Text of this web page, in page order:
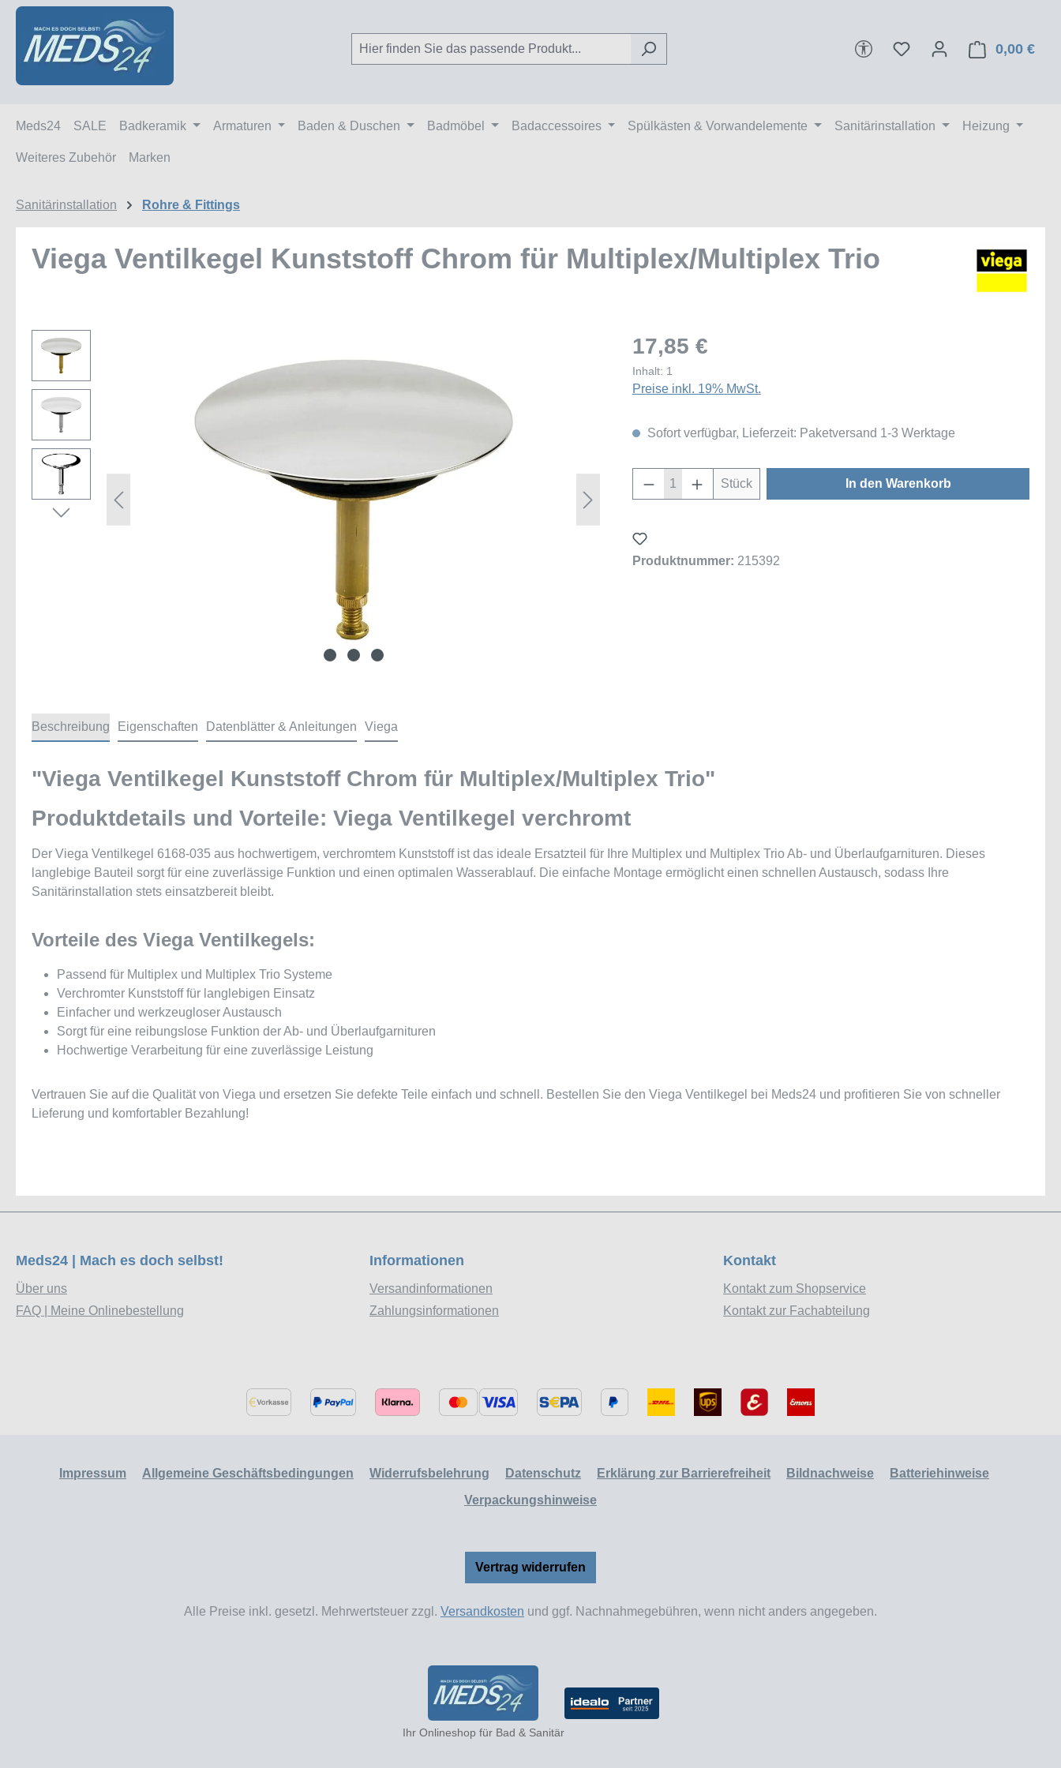
Hauptinhalt springen
Zur Suche springen
Zur Hauptnavigation springen
Werkzeugleiste anzeigen
0,00 €
Meds24 SALE Badkeramik Armaturen Baden & Duschen Badmöbel Badaccessoires Spülkästen & Vorwandelemente Sanitärinstallation Heizung
Weiteres Zubehör Marken
Sanitärinstallation Rohre & Fittings
Viega Ventilkegel Kunststoff Chrom für Multiplex/Multiplex Trio
Bildergalerie überspringen 17,85 €
Inhalt: 1
Preise inkl. 19% MwSt.
Sofort verfügbar, Lieferzeit: Paketversand 1-3 Werktage
Produkt Anzahl: Gib den gewünschten Wert ein
Stück In den Warenkorb
Produktnummer: 215392
Beschreibung Eigenschaften Datenblätter & Anleitungen Viega
"Viega Ventilkegel Kunststoff Chrom für Multiplex/Multiplex Trio"
Produktdetails und Vorteile: Viega Ventilkegel verchromt
Der Viega Ventilkegel 6168-035 aus hochwertigem, verchromtem Kunststoff ist das ideale Ersatzteil für Ihre Multiplex und Multiplex Trio Ab- und Überlaufgarnituren. Dieses
langlebige Bauteil sorgt für eine zuverlässige Funktion und einen optimalen Wasserablauf. Die einfache Montage ermöglicht einen schnellen Austausch, sodass Ihre
Sanitärinstallation stets einsatzbereit bleibt.
Vorteile des Viega Ventilkegels:
Passend für Multiplex und Multiplex Trio Systeme
Verchromter Kunststoff für langlebigen Einsatz
Einfacher und werkzeugloser Austausch
Sorgt für eine reibungslose Funktion der Ab- und Überlaufgarnituren
Hochwertige Verarbeitung für eine zuverlässige Leistung
Vertrauen Sie auf die Qualität von Viega und ersetzen Sie defekte Teile einfach und schnell. Bestellen Sie den Viega Ventilkegel bei Meds24 und profitieren Sie von schneller
Lieferung und komfortabler Bezahlung!
Meds24 | Mach es doch selbst!
Über uns
FAQ | Meine Onlinebestellung
Informationen
Versandinformationen
Zahlungsinformationen
Kontakt
Kontakt zum Shopservice
Kontakt zur Fachabteilung
Impressum Allgemeine Geschäftsbedingungen Widerrufsbelehrung Datenschutz Erklärung zur Barrierefreiheit Bildnachweise
Batteriehinweise
Verpackungshinweise
Vertrag widerrufen
Alle Preise inkl. gesetzl. Mehrwertsteuer zzgl. Versandkosten und ggf. Nachnahmegebühren, wenn nicht anders angegeben.
Ihr Onlineshop für Bad & Sanitär